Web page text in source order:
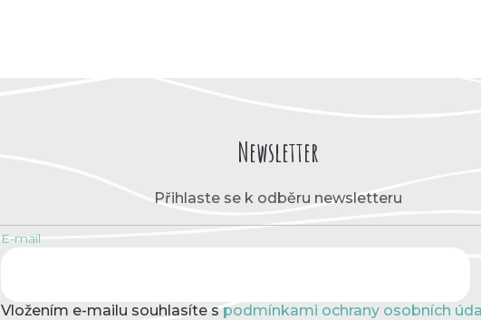
Newsletter
Přihlaste se k odběru newsletteru
E-mail
Vložením e-mailu souhlasíte s podmínkami ochrany osobních